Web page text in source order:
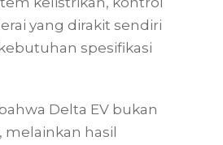
yang dirakit sendiri
spesifikasi
Delta EV bukan
melainkan hasil